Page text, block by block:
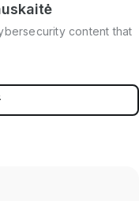
content that